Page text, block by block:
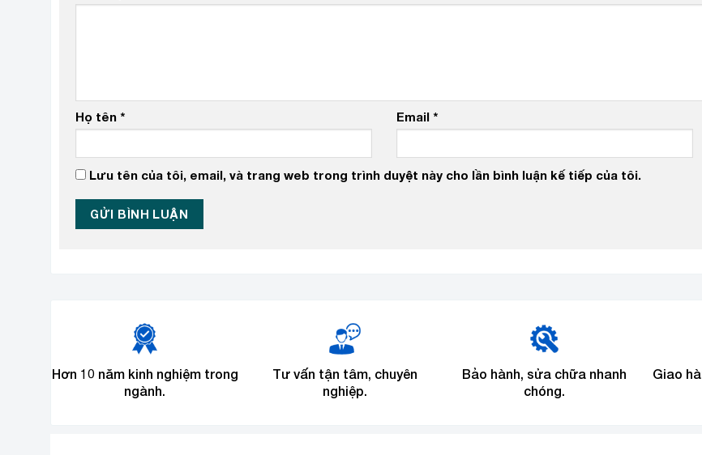
Họ tên * Email *
Lưu tên của tôi, email, và trang web trong trình duyệt này cho lần bình luận kế tiếp của tôi.
Hơn 10 năm kinh nghiệm trong
ngành.
Tư vấn tận tâm, chuyên
nghiệp.
Bảo hành, sửa chữa nhanh
chóng.
Giao